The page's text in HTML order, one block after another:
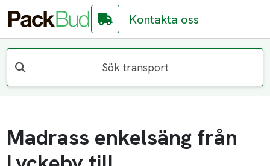
Kontakta oss
Sök transport
Madrass enkelsäng från